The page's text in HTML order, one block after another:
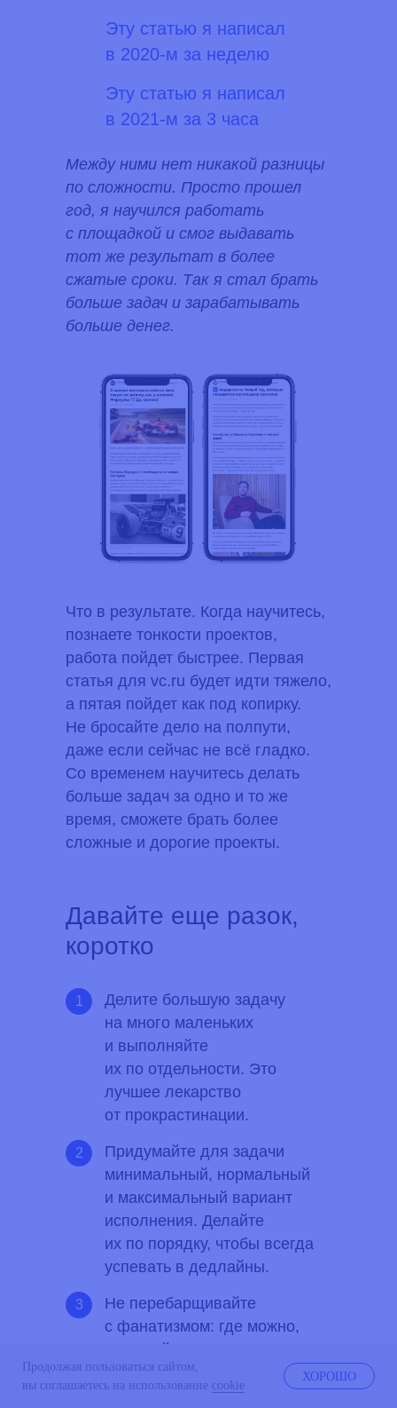
Продолжая пользоваться сайтом,
вы соглашаетесь на использование cookie
ХОРОШО
Эту статью я написал
в 2020-м за неделю
Эту статью я написал
в 2021-м за 3 часа
Между ними нет никакой разницы
по сложности. Просто прошел
год, я научился работать
с площадкой и смог выдавать
тот же результат в более
сжатые сроки. Так я стал брать
больше задач и зарабатывать
больше денег.
Что в результате. Когда научитесь,
познаете тонкости проектов,
работа пойдет быстрее. Первая
статья для vc.ru будет идти тяжело,
а пятая пойдет как под копирку.
Не бросайте дело на полпути,
даже если сейчас не всё гладко.
Со временем научитесь делать
больше задач за одно и то же
время, сможете брать более
сложные и дорогие проекты.
Давайте еще разок,
коротко
1
Делите большую задачу
на много маленьких
и выполняйте
их по отдельности. Это
лучшее лекарство
от прокрастинации.
2
Придумайте для задачи
минимальный, нормальный
и максимальный вариант
исполнения. Делайте
их по порядку, чтобы всегда
успевать в дедлайны.
3
Не перебарщивайте
с фанатизмом: где можно,
упрощайте процесс. Где
нельзя — придумайте, как
сделать так, чтобы было